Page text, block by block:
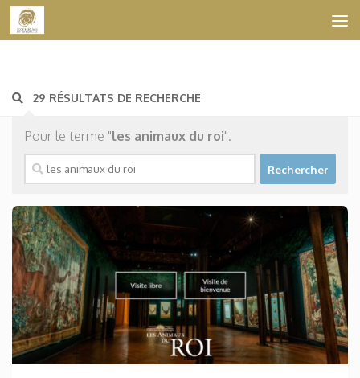
Skip to content
29 RÉSULTATS DE RECHERCHE
Pour le terme "les animaux du roi".
Rechercher :